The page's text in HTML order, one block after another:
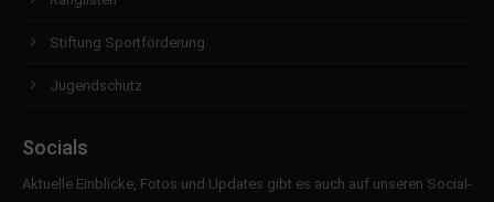
Stiftung Sportförderung
Jugendschutz
Socials
Aktuelle Einblicke, Fotos und Updates gibt es auch auf unseren Social-